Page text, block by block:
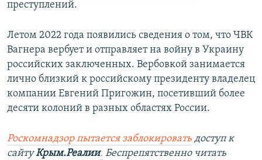
преступлений.
Летом 2022 года появились сведения о том, что ЧВК
Вагнера вербует и отправляет на войну в Украину
российских заключенных. Вербовкой занимается
лично близкий к российскому президенту владелец
компании Евгений Пригожин, посетивший более
десяти колоний в разных областях России.
Роскомнадзор пытается заблокировать доступ к
сайтуКрым.Реалии. Беспрепятственно читать